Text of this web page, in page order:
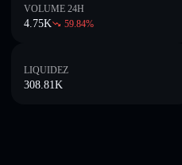
VOLUME 24H
4.75K 59.84%
LIQUIDEZ
308.81K